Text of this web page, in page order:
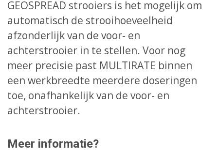
GEOSPREAD strooiers is het mogelijk om
automatisch de strooihoeveelheid
afzonderlijk van de voor- en
achterstrooier in te stellen. Voor nog
meer precisie past MULTIRATE binnen
een werkbreedte meerdere doseringen
toe, onafhankelijk van de voor- en
achterstrooier.
Meer informatie?